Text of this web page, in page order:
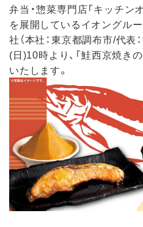
弁当・惣菜専門店「キッチン
を展開しているイオングル
社（本社：東京都調布市/代表
(日)10時より、「鮭西京焼き
いたします。